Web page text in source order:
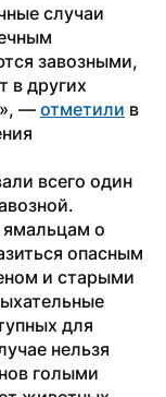
случаи
завозными,
в других
— отметили в
всего один
о
опасным
и старыми
для
нельзя
голыми